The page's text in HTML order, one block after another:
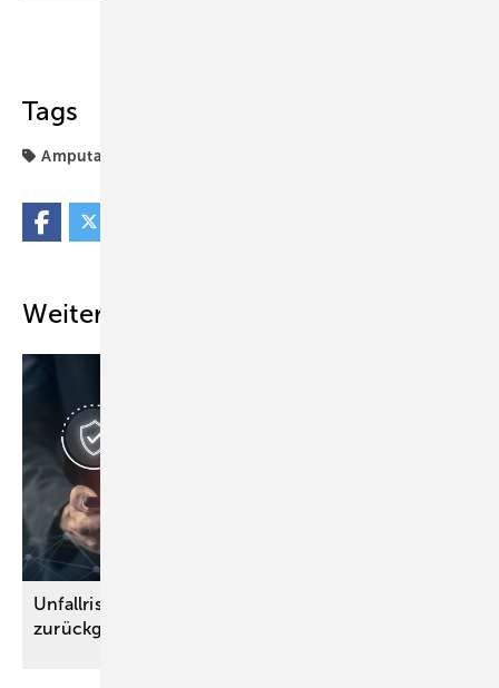
Tags
Amputation
Weitere Inhalte
Unfallrisiko bei der Arbeit 2024 erneut
zurückgegangen